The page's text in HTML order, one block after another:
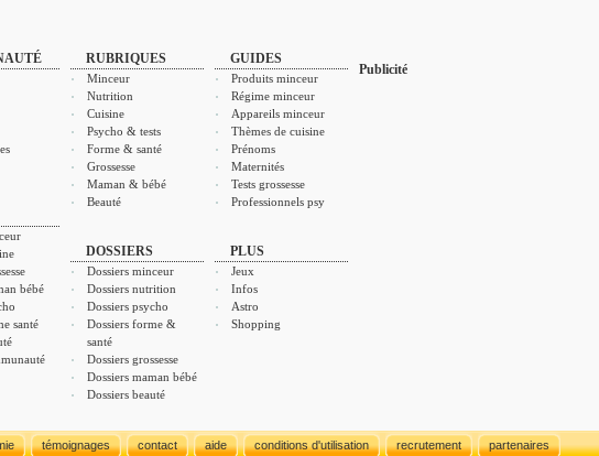
bébé
santé
RUBRIQUES
Minceur
Nutrition
Cuisine
Psycho & tests
Forme & santé
Grossesse
Maman & bébé
Beauté
DOSSIERS
Dossiers minceur
Dossiers nutrition
Dossiers psycho
Dossiers forme &
santé
Dossiers grossesse
Dossiers maman bébé
Dossiers beauté
GUIDES
Produits minceur
Régime minceur
Appareils minceur
Thèmes de cuisine
Prénoms
Maternités
Tests grossesse
Professionnels psy
PLUS
Jeux
Infos
Astro
Shopping
Publicité
témoignages contact aide conditions d'utilisation recrutement partenaires